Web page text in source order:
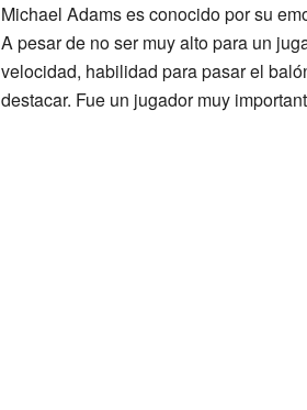
Michael Adams es conocido por su
A pesar de no ser muy alto para un
velocidad, habilidad para pasar el
destacar. Fue un jugador muy